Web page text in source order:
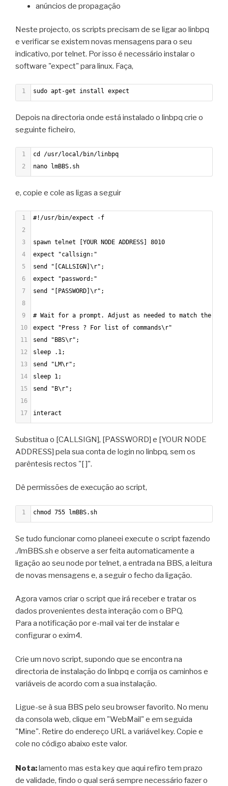
anúncios de propagação
Neste projecto, os scripts precisam de se ligar ao linbpq
e verificar se existem novas mensagens para o seu
indicativo, por telnet. Por isso é necessário instalar o
software "expect" para linux. Faça,
1 sudo apt-get install expect
Depois na directoria onde está instalado o linbpq crie o
seguinte ficheiro,
1
cd /usr/local/bin/linbpq
2
nano lmBBS.sh
e, copie e cole as ligas a seguir
1
#!/usr/bin/expect -f
2
3
spawn telnet [YOUR NODE ADDRESS] 8010
4
expect "callsign:"
5
send "[CALLSIGN]\r";
6
expect "password:"
7
send "[PASSWORD]\r";
8
9
# Wait for a prompt. Adjust as needed to match the
10
expect "Press ? For list of commands\r"
11
send "BBS\r";
12
sleep .1;
13
send "LM\r";
14
sleep 1;
15
send "B\r";
16
17
interact
Substitua o [CALLSIGN], [PASSWORD] e [YOUR NODE
ADDRESS] pela sua conta de login no linbpq, sem os
parêntesis rectos "[ ]".
Dê permissões de execução ao script,
1 chmod 755 lmBBS.sh
Se tudo funcionar como planeei execute o script fazendo
./lmBBS.sh e observe a ser feita automaticamente a
ligação ao seu node por telnet, a entrada na BBS, a leitura
de novas mensagens e, a seguir o fecho da ligação.
Agora vamos criar o script que irá receber e tratar os
dados provenientes desta interação com o BPQ.
Para a notificação por e-mail vai ter de instalar e
configurar o exim4.
Crie um novo script, supondo que se encontra na
directoria de instalação do linbpq e corrija os caminhos e
variáveis de acordo com a sua instalação.
Ligue-se à sua BBS pelo seu browser favorito. No menu
da consola web, clique em "WebMail" e em seguida
"Mine". Retire do endereço URL a variável key. Copie e
cole no código abaixo este valor.
Nota:lamento mas esta key que aqui refiro tem prazo
de validade, findo o qual será sempre necessário fazer o